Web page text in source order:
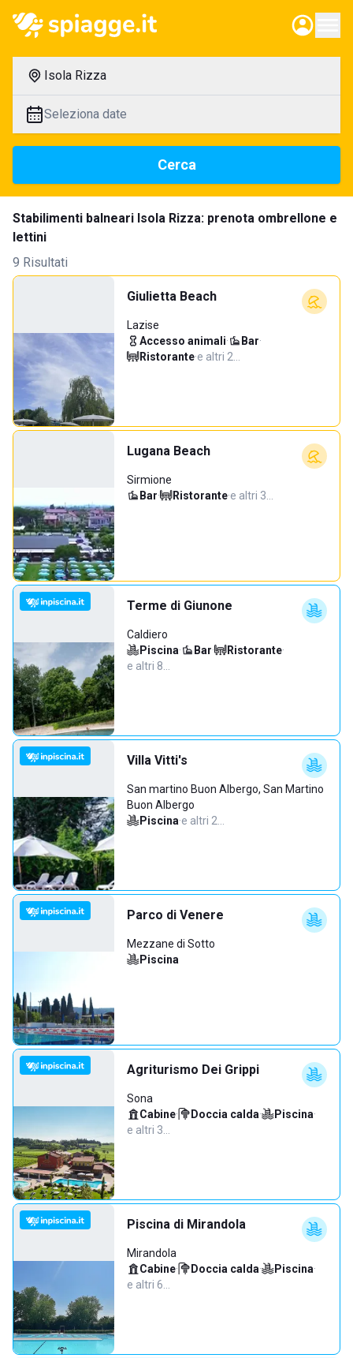
Isola Rizza
Seleziona date
Cerca
Stabilimenti balneari Isola Rizza: prenota ombrellone e
lettini
9 Risultati
Giulietta Beach
Lazise
Accesso animali· Bar·
Ristorante·e altri 2…
Lugana Beach
Sirmione
Bar· Ristorante·e altri 3…
Terme di Giunone
Caldiero
Piscina· Bar· Ristorante·
e altri 8…
Villa Vitti's
San martino Buon Albergo, San Martino
Buon Albergo
Piscina·e altri 2…
Parco di Venere
Mezzane di Sotto
Piscina
Agriturismo Dei Grippi
Sona
Cabine· Doccia calda· Piscina·
e altri 3…
Piscina di Mirandola
Mirandola
Cabine· Doccia calda· Piscina·
e altri 6…